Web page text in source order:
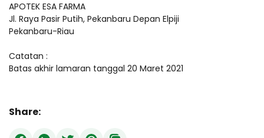
APOTEK ESA FARMA
Jl. Raya Pasir Putih, Pekanbaru Depan Elpiji
Pekanbaru-Riau
Catatan :
Batas akhir lamaran tanggal 20 Maret 2021
Share: